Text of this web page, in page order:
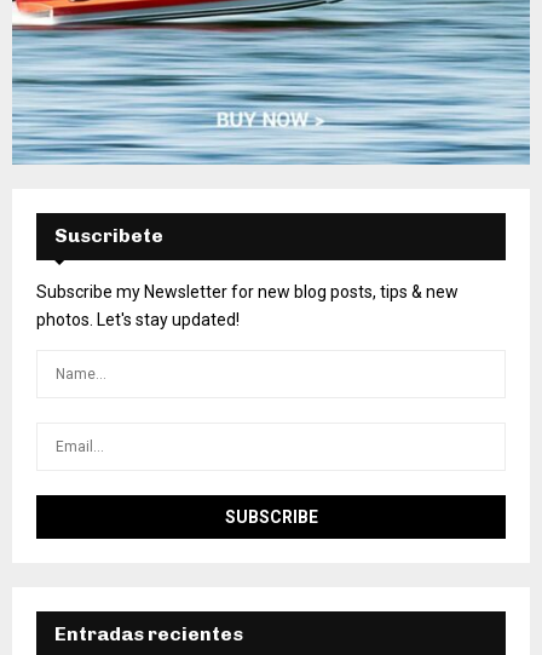
Suscribete
Subscribe my Newsletter for new blog posts, tips & new
photos. Let's stay updated!
Entradas recientes